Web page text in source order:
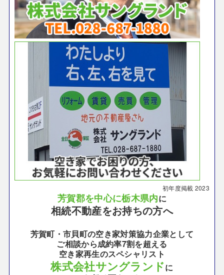
初年度掲載 2023
芳賀郡を中心に栃木県内に
相続不動産をお持ちの方へ
芳賀町・市貝町の空き家対策協力企業として
ご相談から成約率7割を超える
空き家再生のスペシャリスト
株式会社サングランドに